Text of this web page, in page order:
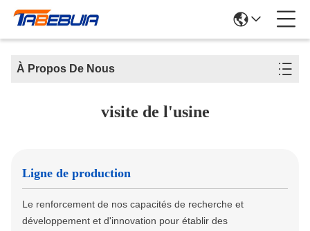
À Propos De Nous
visite de l'usine
Ligne de production
Le renforcement de nos capacités de recherche et
développement et d'innovation pour établir des